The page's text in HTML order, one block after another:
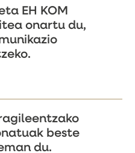
EH KOM
onartu du,
beste
du.